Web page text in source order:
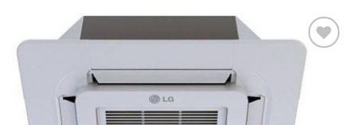
Add to
Wishlist